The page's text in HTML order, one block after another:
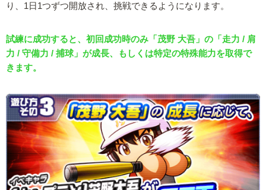
り、1日1つずつ開放され、挑戦できるようになります。
試練に成功すると、初回成功時のみ「茂野 大吾」の「走力 / 肩
力 / 守備力 / 捕球」が成長、もしくは特定の特殊能力を取得で
きます。